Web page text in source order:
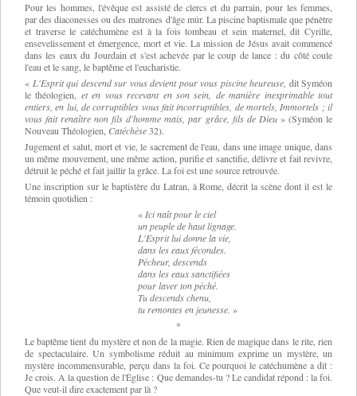
Pour les hommes, l'évêque est assisté de clercs et du parrain, pour les femmes,
par des diaconesses ou des matrones d'âge mûr. La piscine baptismale que pénètre
et traverse le catéchumène est à la fois tombeau et sein maternel, dit Cyrille,
ensevelissement et émergence, mort et vie. La mission de Jésus avait commencé
dans les eaux du Jourdain et s'est achevée par le coup de lance : du côté coule
l'eau et le sang, le baptême et l'eucharistie.
« L'Esprit qui descend sur vous devient pour vous piscine heureuse, dit Syméon
le théologien, et en vous recevant en son sein, de manière inexprimable tout
entiers, en lui, de corruptibles vous fait incorruptibles, de mortels, Immortels ; il
vous fait renaître non fils d'homme mais, par grâce, fils de Dieu» (Syméon le
Nouveau Théologien, Catéchèse32).
Jugement et salut, mort et vie, le sacrement de l'eau, dans une image unique, dans
un même mouvement, une même action, purifie et sanctifie, délivre et fait revivre,
détruit le péché et fait jaillir la grâce. La foi est une source retrouvée.
Une inscription sur le baptistère du Latran, à Rome, décrit la scène dont il est le
témoin quotidien :
« Ici naît pour le ciel
un peuple de haut lignage.
L'Esprit lui donne la vie,
dans les eaux fécondes.
Pécheur, descends
dans les eaux sanctifiées
pour laver ton péché.
Tu descends chenu,
tu remontes en jeunesse. »
*
Le baptême tient du mystère et non de la magie. Rien de magique dans le rite, rien
de spectaculaire. Un symbolisme réduit au minimum exprime un mystère, un
mystère incommensurable, perçu dans la foi. Ce pourquoi le catéchumène a dit :
Je crois. A la question de l'Église : Que demandes-tu ? Le candidat répond : la foi.
Que veut-il dire exactement par là ?